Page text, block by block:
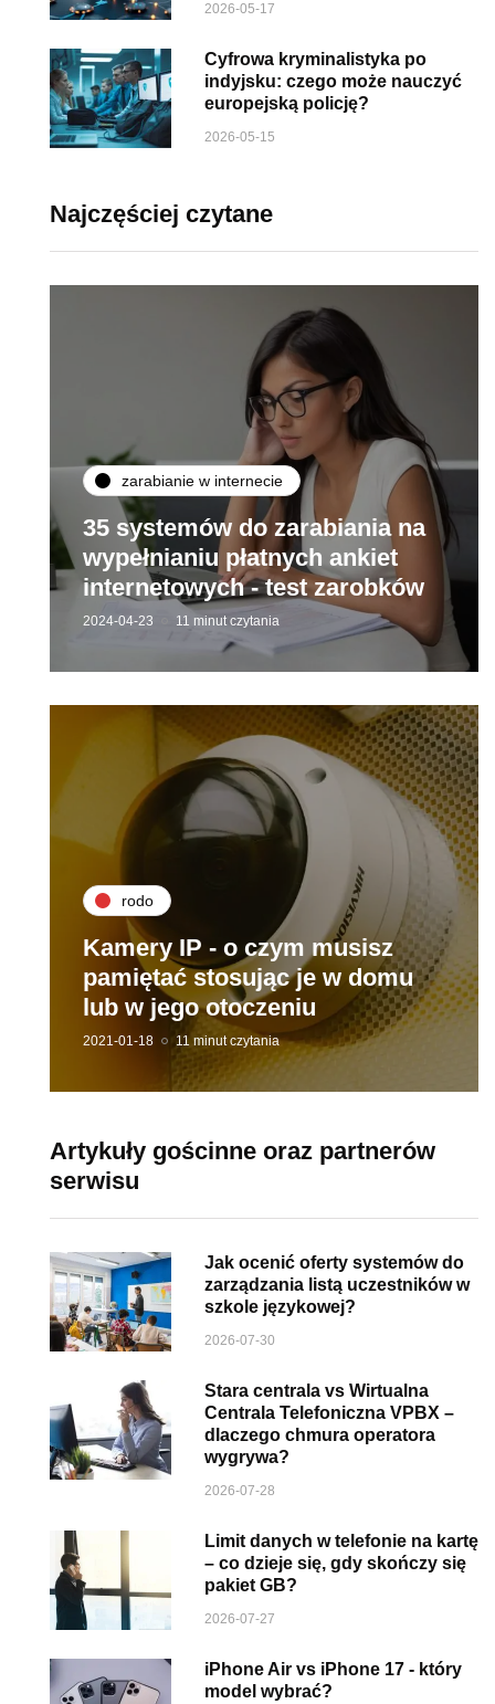
2026-05-17
Cyfrowa kryminalistyka po
indyjsku: czego może nauczyć
europejską policję?
2026-05-15
Najczęściej czytane
zarabianie w internecie
35 systemów do zarabiania na
wypełnianiu płatnych ankiet
internetowych - test zarobków
2024-04-23 11 minut czytania
rodo
Kamery IP - o czym musisz
pamiętać stosując je w domu
lub w jego otoczeniu
2021-01-18 11 minut czytania
Artykuły gościnne oraz partnerów
serwisu
Jak ocenić oferty systemów do
zarządzania listą uczestników w
szkole językowej?
2026-07-30
Stara centrala vs Wirtualna
Centrala Telefoniczna VPBX –
dlaczego chmura operatora
wygrywa?
2026-07-28
Limit danych w telefonie na kartę
– co dzieje się, gdy skończy się
pakiet GB?
2026-07-27
iPhone Air vs iPhone 17 - który
model wybrać?